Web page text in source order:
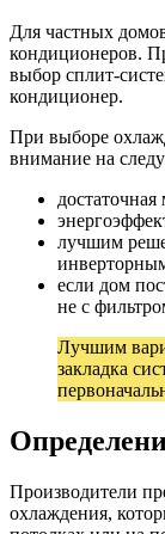
Для частных
кондиционеров.
выбор сплит-
кондиционер.
При выборе
внимание на
лучшим
если дом
не с
Лучшим
закладка
Производители
охлаждения,